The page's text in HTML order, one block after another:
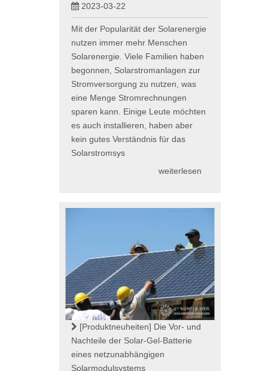
2023-03-22
Mit der Popularität der Solarenergie
nutzen immer mehr Menschen
Solarenergie. Viele Familien haben
begonnen, Solarstromanlagen zur
Stromversorgung zu nutzen, was
eine Menge Stromrechnungen
sparen kann. Einige Leute möchten
es auch installieren, haben aber
kein gutes Verständnis für das
Solarstromsys
weiterlesen
[Produktneuheiten] Die Vor- und
Nachteile der Solar-Gel-Batterie
eines netzunabhängigen
Solarmodulsystems